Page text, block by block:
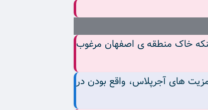
خاک منطقه ی اصفهان مرغوب
های آجرپلاس، واقع بودن در